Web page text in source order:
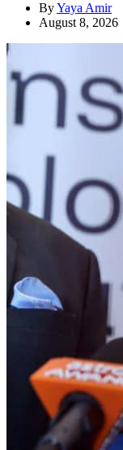
ByYaya Amir
August 8, 2026